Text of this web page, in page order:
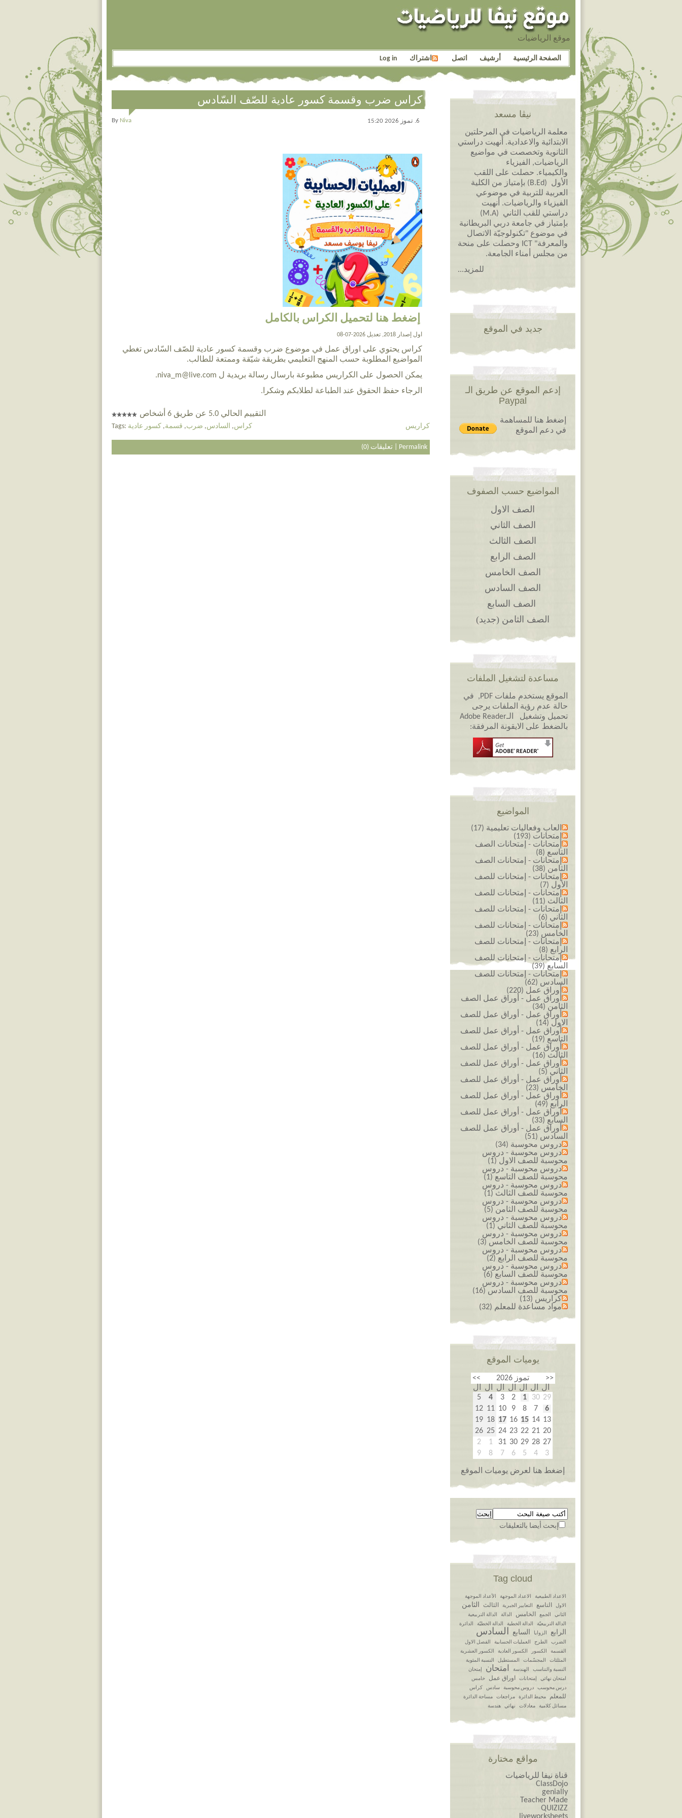
موقع الرياضيات
الصفحة الرئيسية أرشيف اتصل اشتراك Log in
كراس ضرب وقسمة كسور عادية للصّف السّادس
By Niva 6. تموز 2026 15:20
إضغط هنا لتحميل الكراس بالكامل
اول إصدار 2018, تعديل 2026-07-08
كراس يحتوي على اوراق عمل في موضوع ضرب وقسمة كسور عادية للصّف السّادس تغطي
المواضيع المطلوبة حسب المنهج التعليمي بطريقة شيّقة وممتعة للطالب.
يمكن الحصول على الكراريس مطبوعة بارسال رسالة بريدية ل niva_m@live.com.
الرجاء حفظ الحقوق عند الطباعة لطلابكم وشكرا.
التقييم الحالي 5.0 عن طريق 6 أشخاص
Tags: كراس, السادس, ضرب, قسمة, كسور عادية كراريس
Permalink
|تعليقات (0)
نيڤا مسعد
معلمة الرياضيات في المرحلتين
الابتدائية والاعدادية. أنهيت دراستي
الثانوية وتخصصت في مواضيع
الرياضيات, الفيزياء
والكيمياء. حصلت على اللقب
الأول (B.Ed) بإمتياز من الكلية
العربية للتربية في موضوعي
الفيزياء والرياضيات. أنهيت
دراستي للقب الثاني (M.A)
بإمتياز في جامعة دربي البريطانية
في موضوع "تكنولوجيّة الاتصال
والمعرفة" ICT وحصلت على منحة
من مجلس أمناء الجامعة.
للمزيد...
جديد في الموقع
إدعم الموقع عن طريق الـ
Paypal
إضغط هنا للمساهمة
في دعم الموقع
المواضيع حسب الصفوف
الصف الاول
الصف الثاني
الصف الثالث
الصف الرابع
الصف الخامس
الصف السادس
الصف السابع
الصف الثامن (جديد)
مساعدة لتشغيل الملفات
الموقع يستخدم ملفات PDF, في
حالة عدم رؤية الملفات يرجى
تحميل وتشغيل الـAdobe Reader
بالضغط على الايقونة المرفقة:
المواضيع
العاب وفعاليات تعليمية (17)
إمتحانات (193)
إمتحانات - إمتحانات الصف
التاسع (8)
إمتحانات - إمتحانات الصف
الثامن (38)
إمتحانات - إمتحانات للصف
الأول (7)
إمتحانات - إمتحانات للصف
الثالث (11)
إمتحانات - إمتحانات للصف
الثاني (6)
إمتحانات - إمتحانات للصف
الخامس (23)
إمتحانات - إمتحانات للصف
الرابع (8)
إمتحانات - إمتحانات للصف
السابع (39)
إمتحانات - إمتحانات للصف
السادس (62)
أوراق عمل (220)
أوراق عمل - أوراق عمل الصف
الثامن (34)
أوراق عمل - أوراق عمل للصف
الاول (14)
أوراق عمل - أوراق عمل للصف
التاسع (19)
أوراق عمل - أوراق عمل للصف
الثالث (16)
أوراق عمل - أوراق عمل للصف
الثاني (5)
أوراق عمل - أوراق عمل للصف
الخامس (23)
أوراق عمل - أوراق عمل للصف
الرابع (49)
أوراق عمل - أوراق عمل للصف
السابع (33)
أوراق عمل - أوراق عمل للصف
السادس (51)
دروس محوسبة (34)
دروس محوسبة - دروس
محوسبة للصف الاول (1)
دروس محوسبة - دروس
محوسبة للصف التاسع (1)
دروس محوسبة - دروس
محوسبة للصف الثالث (1)
دروس محوسبة - دروس
محوسبة للصف الثامن (5)
دروس محوسبة - دروس
محوسبة للصف الثاني (1)
دروس محوسبة - دروس
محوسبة للصف الخامس (3)
دروس محوسبة - دروس
محوسبة للصف الرابع (2)
دروس محوسبة - دروس
محوسبة للصف السابع (6)
دروس محوسبة - دروس
محوسبة للصف السادس (16)
كراريس (13)
مواد مساعدة للمعلم (32)
يوميات الموقع
<< تموز 2026
>>
ال
ال ال ال ال ال
ال
29
30
1
2
3
4
5
6
7
8
9
10
11
12
13
14
15
16
17
18
19
20
21
22
23
24
25
26
27
28
29
30
31
1
2
3
4
5
6
7
8
9
إضغط هنا لعرض يوميات الموقع
إبحث أيضا بالتعليقات
Tag cloud
الاعداد الطبيعية الاعداد الموجهة
الأعداد الموجهة
الاول
التاسع التعابير الجبرية الثالث الثامن
الثاني الجمع الخامس الدالة
الدالة التربيعية
الدالة التربيعيّة
الدالة الخطية الدالة الخطيّة الدائرة
الرابع الزوايا السابع السادس
الضرب الطرح العمليات الحسابية
الفصل الاول
القسمة
الكسور الكسور العادية
الكسور العشرية
المثلثات
المجسّمات المستطيل
النسبة المئوية
النسبة والتناسب
الهندسة امتحان
إمتحان
امتحان نهائي
إمتحانات اوراق عمل
خامس
درس محوسب
دروس محوسبة سادس كراس
للمعلم محيط الدائرة مراجعات
مساحة الدائرة
مسائل كلامية
معادلات نهائي هندسة
مواقع مختارة
قناة نيفا للرياضيات
ClassDojo
genially
Teacher Made
QUIZIZZ